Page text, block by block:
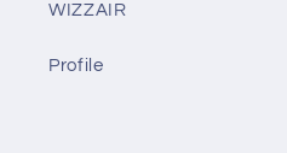
WIZZAIR
Profile